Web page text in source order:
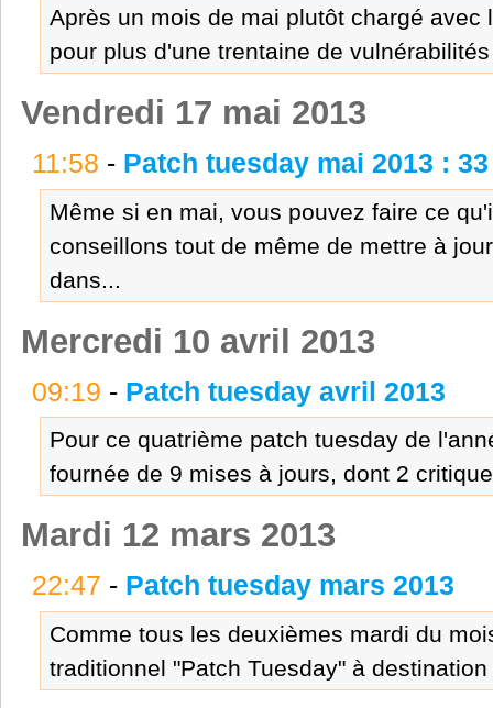
Après un mois de mai plutôt chargé
pour plus d'une trentaine de
Vendredi 17 mai 2013
11:58 - Patch tuesday mai 2013 :
Même si en mai, vous pouvez faire ce
conseillons tout de même de mettre à
dans...
Mercredi 10 avril 2013
09:19 - Patch tuesday avril 2013
Pour ce quatrième patch tuesday de
fournée de 9 mises à jours, dont 2
Mardi 12 mars 2013
22:47 - Patch tuesday mars 2013
Comme tous les deuxièmes mardi du
traditionnel "Patch Tuesday" à